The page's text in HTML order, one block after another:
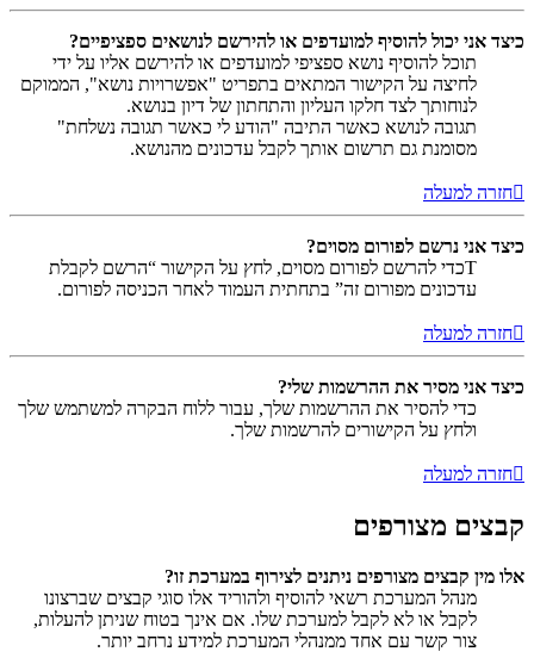
כיצד אני יכול להוסיף למועדפים או להירשם לנושאים ספציפיים?
תוכל להוסיף נושא ספציפי למועדפים או להירשם אליו על ידי
לחיצה על הקישור המתאים בתפריט "אפשרויות נושא", הממוקם
לנוחותך לצד חלקו העליון והתחתון של דיון בנושא.
תגובה לנושא כאשר התיבה "הודע לי כאשר תגובה נשלחת"
מסומנת גם תרשום אותך לקבל עדכונים מהנושא.
חזרה למעלה
כיצד אני נרשם לפורום מסוים?
Tכדי להרשם לפורום מסוים, לחץ על הקישור “הרשם לקבלת
עדכונים מפורום זה” בתחתית העמוד לאחר הכניסה לפורום.
חזרה למעלה
כיצד אני מסיר את ההרשמות שלי?
כדי להסיר את ההרשמות שלך, עבור ללוח הבקרה למשתמש שלך
ולחץ על הקישורים להרשמות שלך.
חזרה למעלה
קבצים מצורפים
אלו מין קבצים מצורפים ניתנים לצירוף במערכת זו?
מנהל המערכת רשאי להוסיף ולהוריד אלו סוגי קבצים שברצונו
לקבל או לא לקבל למערכת שלו. אם אינך בטוח שניתן להעלות,
צור קשר עם אחד ממנהלי המערכת למידע נרחב יותר.